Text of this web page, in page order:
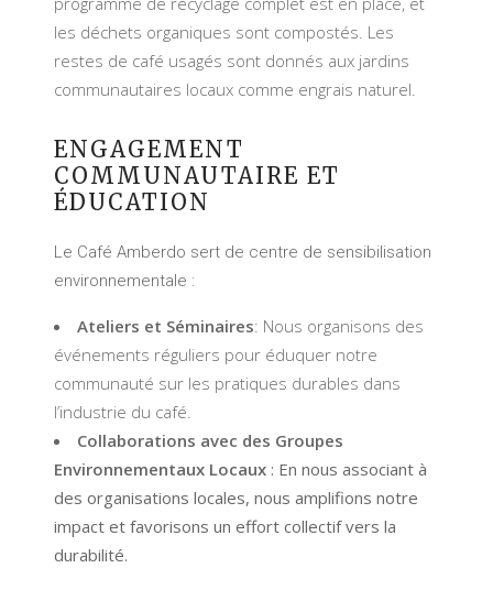
les déchets organiques sont compostés. Les
restes de café usagés sont donnés aux jardins
communautaires locaux comme engrais naturel.
ENGAGEMENT
COMMUNAUTAIRE ET
ÉDUCATION
Le Café Amberdo sert de centre de sensibilisation
environnementale :
Ateliers et Séminaires: Nous organisons des
événements réguliers pour éduquer notre
communauté sur les pratiques durables dans
l’industrie du café.
Collaborations avec des Groupes
Environnementaux Locaux : En nous associant à
des organisations locales, nous amplifions notre
impact et favorisons un effort collectif vers la
durabilité.